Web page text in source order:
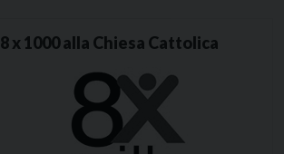
8 x 1000 alla Chiesa Cattolica